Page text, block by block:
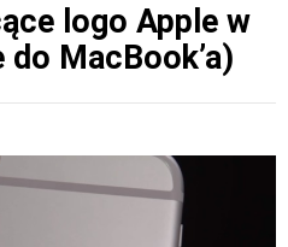
logo Apple w
MacBook’a)